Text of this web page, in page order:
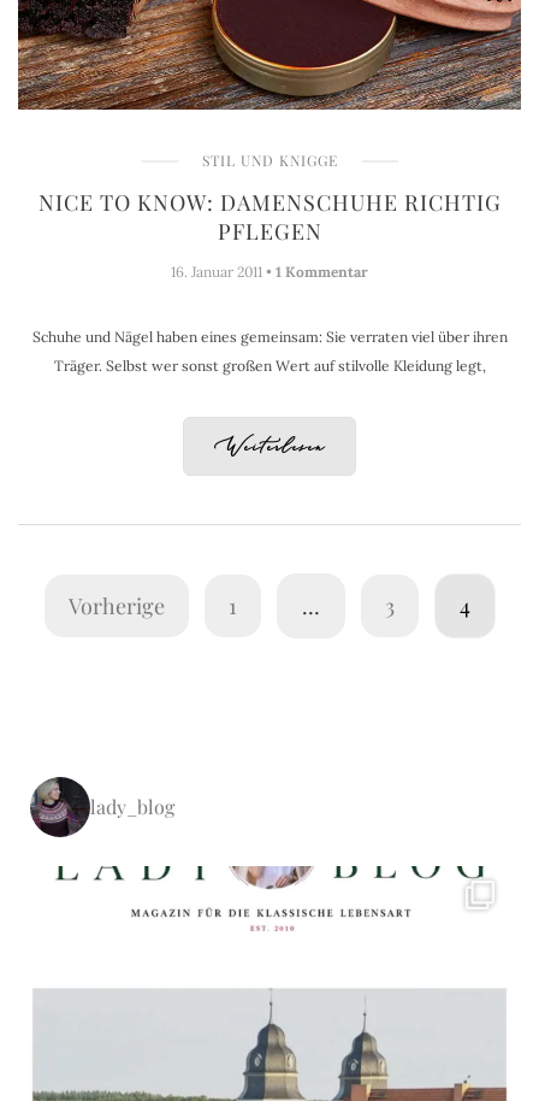
STIL UND KNIGGE
NICE TO KNOW: DAMENSCHUHE RICHTIG
PFLEGEN
16. Januar 2011 • 1 Kommentar
Schuhe und Nägel haben eines gemeinsam: Sie verraten viel über ihren
Träger. Selbst wer sonst großen Wert auf stilvolle Kleidung legt,
Weiterlesen
Vorherige 1 … 3 4
lady_blog